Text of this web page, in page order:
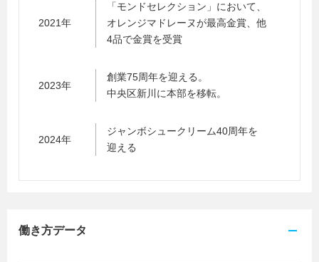
2021年
「モンドセレクション」において、
オレンジマドレーヌが最高金賞、他
4品で金賞を受賞
2023年
創業75周年を迎える。
中央区新川に本部を移転。
2024年
ジャンボシュークリーム40周年を
迎える
働き方データ